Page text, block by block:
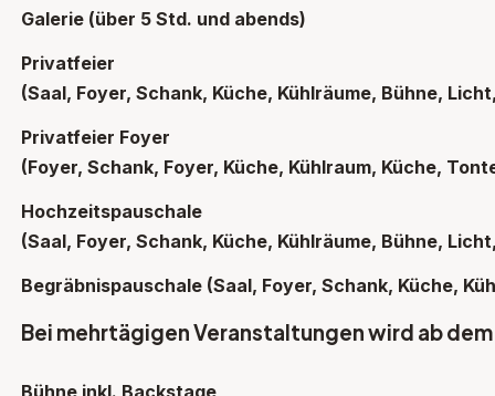
Galerie (über 5 Std. und abends)
Privatfeier
(Saal, Foyer, Schank, Küche, Kühlräume, Bühne,
Privatfeier Foyer
(Foyer, Schank, Foyer, Küche, Kühlraum, Küche,
Hochzeitspauschale
(Saal, Foyer, Schank, Küche, Kühlräume, Bühne,
Begräbnispauschale (Saal, Foyer, Schank, Küche,
Bei mehrtägigen Veranstaltungen wird ab
Bühne inkl. Backstage